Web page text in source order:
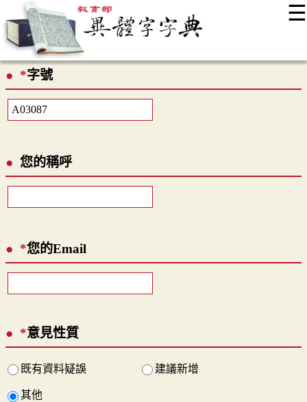
☰
最新消息
*字號
您的稱呼
*您的Email
*意見性質
既有資料疑誤 建議新增
其他